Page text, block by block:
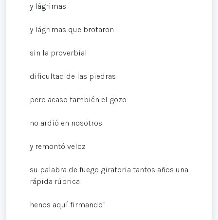
y lágrimas
y lágrimas que brotaron
sin la proverbial
dificultad de las piedras
pero acaso también el gozo
no ardió en nosotros
y remontó veloz
su palabra de fuego giratoria tantos años una
rápida rúbrica
henos aquí firmando."